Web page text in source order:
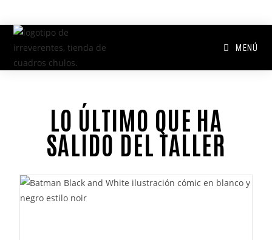
MENÚ
LO ÚLTIMO QUE HA
SALIDO DEL TALLER